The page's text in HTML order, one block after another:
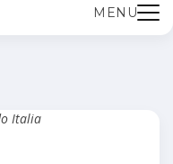
MENU
Italia